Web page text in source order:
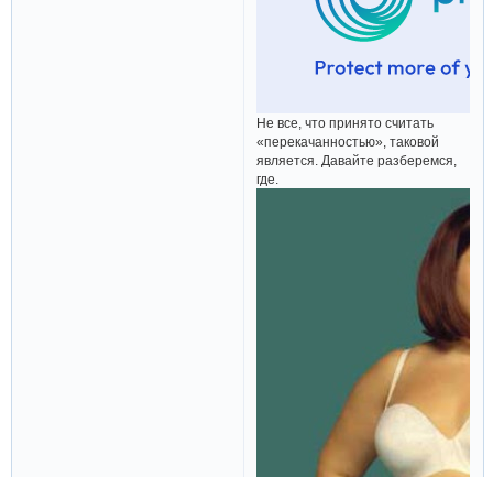
Не все, что принято считать
«перекачанностью», таковой
является. Давайте разберемся,
где.